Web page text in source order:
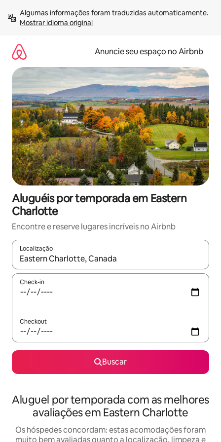
para
Mostrar idioma original
Anuncie seu espaço no Airbnb
Aluguéis por temporada em Eastern
Charlotte
Encontre e reserve lugares incríveis no Airbnb
Localização
Quando os resultados estiverem disponíveis, explore-os
Check-in
Checkout
Buscar
Aluguel por temporada com as melhores
avaliações em Eastern Charlotte
Os hóspedes concordam: estas acomodações foram
muito bem avaliadas quanto a localização, limpeza e